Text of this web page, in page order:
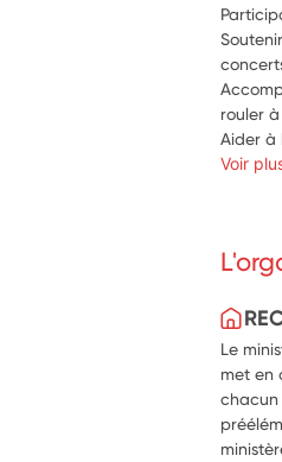
rouler
Aider à
Voir
Le
met en
chacun